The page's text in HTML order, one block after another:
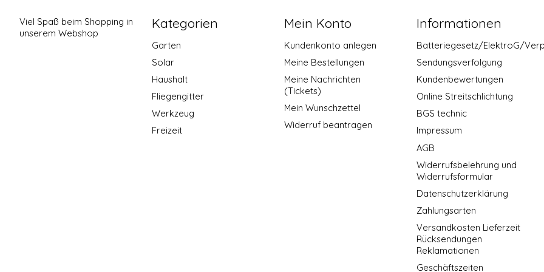
Viel Spaß beim Shopping in
unserem Webshop
Kategorien
Garten
Solar
Haushalt
Fliegengitter
Werkzeug
Freizeit
Mein Konto
Kundenkonto anlegen
Meine Bestellungen
Meine Nachrichten
(Tickets)
Mein Wunschzettel
Widerruf beantragen
Informationen
Batteriegesetz/ElektroG/
Sendungsverfolgung
Kundenbewertungen
Online Streitschlichtung
BGS technic
Impressum
AGB
Widerrufsbelehrung und
Widerrufsformular
Datenschutzerklärung
Zahlungsarten
Versandkosten Lieferzeit
Rücksendungen
Reklamationen
Geschäftszeiten